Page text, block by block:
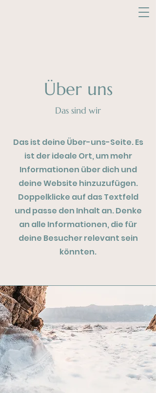
Über uns
Das sind wir
Das ist deine Über-uns-Seite. Es
ist der ideale Ort, um mehr
Informationen über dich und
deine Website hinzuzufügen.
Doppelklicke auf das Textfeld
und passe den Inhalt an. Denke
an alle Informationen, die für
deine Besucher relevant sein
könnten.